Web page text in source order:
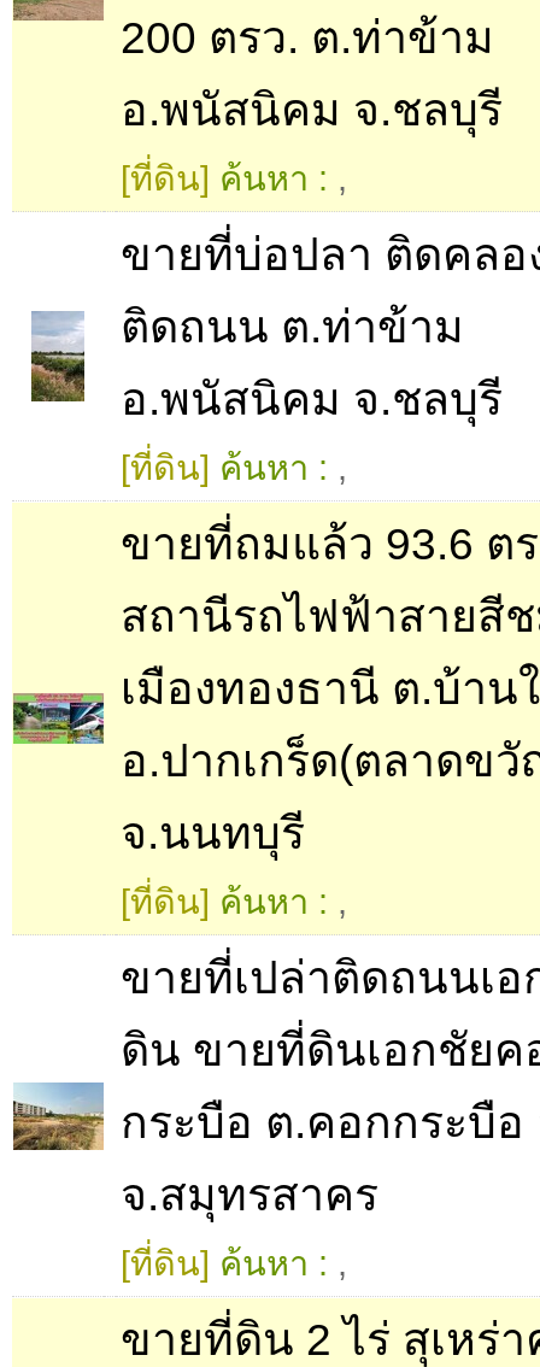
200 ตรว. ต.ท่าข้าม
อ.พนัสนิคม จ.ชลบุรี
[ที่ดิน] ค้นหา : ,
ขายที่บ่อปลา ติดคลอ
ติดถนน ต.ท่าข้าม
อ.พนัสนิคม จ.ชลบุรี
[ที่ดิน] ค้นหา : ,
ขายที่ถมแล้ว 93.6 ต
สถานีรถไฟฟ้าสายสี
เมืองทองธานี ต.บ้าน
อ.ปากเกร็ด(ตลาดข
จ.นนทบุรี
[ที่ดิน] ค้นหา : ,
ขายที่เปล่าติดถนนเ
ดิน ขายที่ดินเอกชัยค
กระบือ ต.คอกกระบือ
จ.สมุทรสาคร
[ที่ดิน] ค้นหา : ,
ขายที่ดิน 2 ไร่ สุเหร่า